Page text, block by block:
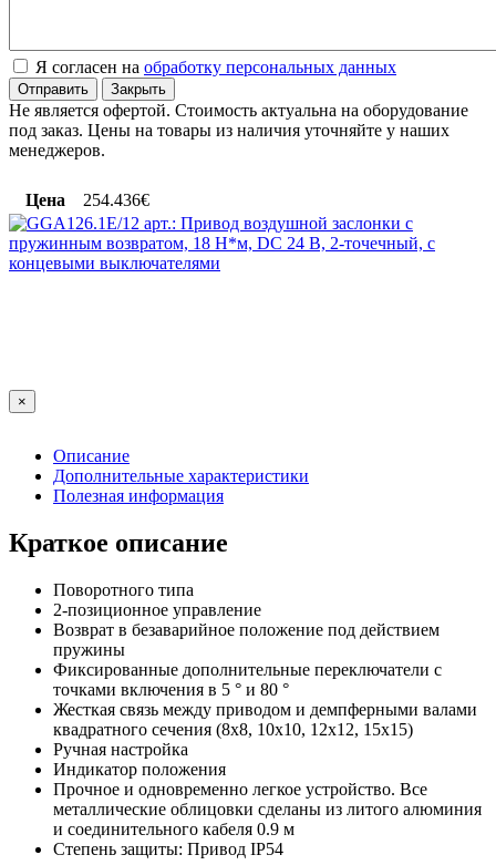
Я согласен на обработку персональных данных
Отправить Закрыть
Не является офертой. Стоимость актуальна на оборудование
под заказ. Цены на товары из наличия уточняйте у наших
менеджеров.
Цена 254.436€
×
Описание
Дополнительные характеристики
Полезная информация
Краткое описание
Поворотного типа
2-позиционное управление
Возврат в безаварийное положение под действием
пружины
Фиксированные дополнительные переключатели с
точками включения в 5 ° и 80 °
Жесткая связь между приводом и демпферными валами
квадратного сечения (8x8, 10x10, 12x12, 15x15)
Ручная настройка
Индикатор положения
Прочное и одновременно легкое устройство. Все
металлические облицовки сделаны из литого алюминия
и соединительного кабеля 0.9 м
Степень защиты: Привод IP54